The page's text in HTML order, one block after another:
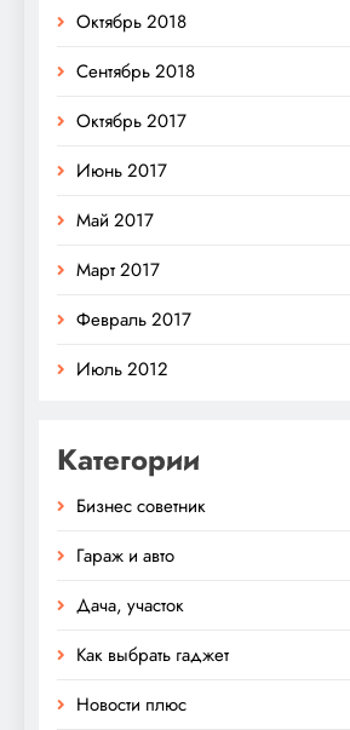
Октябрь 2018
Сентябрь 2018
Октябрь 2017
Июнь 2017
Май 2017
Март 2017
Февраль 2017
Июль 2012
Категории
Бизнес советник
Гараж и авто
Дача, участок
Как выбрать гаджет
Новости плюс